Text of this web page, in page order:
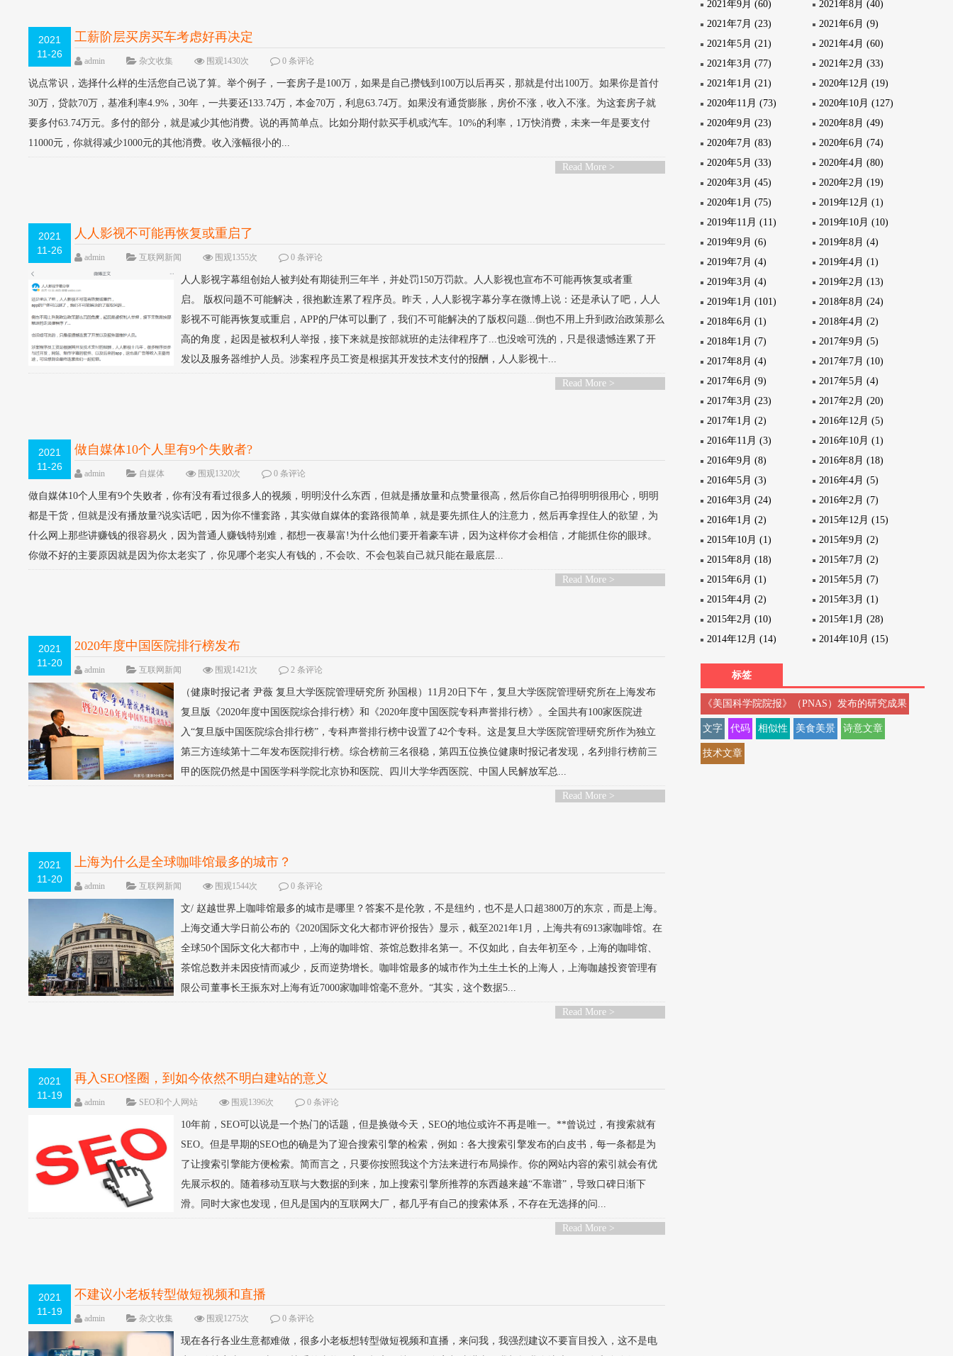
2021
11-26
工薪阶层买房买车考虑好再决定
admin 杂文收集 围观1430次 0 条评论
说点常识，选择什么样的生活您自己说了算。举个例子，一套房子是100万，如果是自己攒钱到100万以后再买，那就是付出100万。如果你是首付
30万，贷款70万，基准利率4.9%，30年，一共要还133.74万，本金70万，利息63.74万。如果没有通货膨胀，房价不涨，收入不涨。为这套房子就
要多付63.74万元。多付的部分，就是减少其他消费。说的再简单点。比如分期付款买手机或汽车。10%的利率，1万快消费，未来一年是要支付
11000元，你就得减少1000元的其他消费。收入涨幅很小的...
Read More >
2021
11-26
人人影视不可能再恢复或重启了
admin 互联网新闻 围观1355次 0 条评论
人人影视字幕组创始人被判处有期徒刑三年半，并处罚150万罚款。人人影视也宣布不可能再恢复或者重
启。 版权问题不可能解决，很抱歉连累了程序员。昨天，人人影视字幕分享在微博上说：还是承认了吧，人人
影视不可能再恢复或重启，APP的尸体可以删了，我们不可能解决的了版权问题...倒也不用上升到政治政策那么
高的角度，起因是被权利人举报，接下来就是按部就班的走法律程序了...也没啥可洗的，只是很遗憾连累了开
发以及服务器维护人员。涉案程序员工资是根据其开发技术支付的报酬，人人影视十...
Read More >
2021
11-26
做自媒体10个人里有9个失败者?
admin 自媒体 围观1320次 0 条评论
做自媒体10个人里有9个失败者，你有没有看过很多人的视频，明明没什么东西，但就是播放量和点赞量很高，然后你自己拍得明明很用心，明明
都是干货，但就是没有播放量?说实话吧，因为你不懂套路，其实做自媒体的套路很简单，就是要先抓住人的注意力，然后再拿捏住人的欲望，为
什么网上那些讲赚钱的很容易火，因为普通人赚钱特别难，都想一夜暴富!为什么他们要开着豪车讲，因为这样你才会相信，才能抓住你的眼球。
你做不好的主要原因就是因为你太老实了，你见哪个老实人有钱的，不会吹、不会包装自己就只能在最底层...
Read More >
2021
11-20
2020年度中国医院排行榜发布
admin 互联网新闻 围观1421次 2 条评论
（健康时报记者 尹薇 复旦大学医院管理研究所 孙国根）11月20日下午，复旦大学医院管理研究所在上海发布
复旦版《2020年度中国医院综合排行榜》和《2020年度中国医院专科声誉排行榜》。全国共有100家医院进
入“复旦版中国医院综合排行榜”，专科声誉排行榜中设置了42个专科。这是复旦大学医院管理研究所作为独立
第三方连续第十二年发布医院排行榜。综合榜前三名很稳，第四五位换位健康时报记者发现，名列排行榜前三
甲的医院仍然是中国医学科学院北京协和医院、四川大学华西医院、中国人民解放军总...
Read More >
2021
11-20
上海为什么是全球咖啡馆最多的城市？
admin 互联网新闻 围观1544次 0 条评论
文/ 赵越世界上咖啡馆最多的城市是哪里？答案不是伦敦，不是纽约，也不是人口超3800万的东京，而是上海。
上海交通大学日前公布的《2020国际文化大都市评价报告》显示，截至2021年1月，上海共有6913家咖啡馆。在
全球50个国际文化大都市中，上海的咖啡馆、茶馆总数排名第一。不仅如此，自去年初至今，上海的咖啡馆、
茶馆总数并未因疫情而减少，反而逆势增长。咖啡馆最多的城市作为土生土长的上海人，上海咖越投资管理有
限公司董事长王振东对上海有近7000家咖啡馆毫不意外。“其实，这个数据5...
Read More >
2021
11-19
再入SEO怪圈，到如今依然不明白建站的意义
admin SEO和个人网站 围观1396次 0 条评论
10年前，SEO可以说是一个热门的话题，但是换做今天，SEO的地位或许不再是唯一。**曾说过，有搜索就有
SEO。但是早期的SEO也的确是为了迎合搜索引擎的检索，例如：各大搜索引擎发布的白皮书，每一条都是为
了让搜索引擎能方便检索。简而言之，只要你按照我这个方法来进行布局操作。你的网站内容的索引就会有优
先展示权的。随着移动互联与大数据的到来，加上搜索引擎所推荐的东西越来越“不靠谱”，导致口碑日渐下
滑。同时大家也发现，但凡是国内的互联网大厂，都几乎有自己的搜索体系，不存在无选择的问...
Read More >
2021
11-19
不建议小老板转型做短视频和直播
admin 杂文收集 围观1275次 0 条评论
现在各行各业生意都难做，很多小老板想转型做短视频和直播，来问我，我强烈建议不要盲目投入，这不是电
2021年9月 (60)
2021年8月 (40)
2021年7月 (23)
2021年6月 (9)
2021年5月 (21)
2021年4月 (60)
2021年3月 (77)
2021年2月 (33)
2021年1月 (21)
2020年12月 (19)
2020年11月 (73)
2020年10月 (127)
2020年9月 (23)
2020年8月 (49)
2020年7月 (83)
2020年6月 (74)
2020年5月 (33)
2020年4月 (80)
2020年3月 (45)
2020年2月 (19)
2020年1月 (75)
2019年12月 (1)
2019年11月 (11)
2019年10月 (10)
2019年9月 (6)
2019年8月 (4)
2019年7月 (4)
2019年4月 (1)
2019年3月 (4)
2019年2月 (13)
2019年1月 (101)
2018年8月 (24)
2018年6月 (1)
2018年4月 (2)
2018年1月 (7)
2017年9月 (5)
2017年8月 (4)
2017年7月 (10)
2017年6月 (9)
2017年5月 (4)
2017年3月 (23)
2017年2月 (20)
2017年1月 (2)
2016年12月 (5)
2016年11月 (3)
2016年10月 (1)
2016年9月 (8)
2016年8月 (18)
2016年5月 (3)
2016年4月 (5)
2016年3月 (24)
2016年2月 (7)
2016年1月 (2)
2015年12月 (15)
2015年10月 (1)
2015年9月 (2)
2015年8月 (18)
2015年7月 (2)
2015年6月 (1)
2015年5月 (7)
2015年4月 (2)
2015年3月 (1)
2015年2月 (10)
2015年1月 (28)
2014年12月 (14)
2014年10月 (15)
标签
《美国科学院院报》（PNAS）发布的研究成果
文字 代码 相似性 美食美景 诗意文章
技术文章